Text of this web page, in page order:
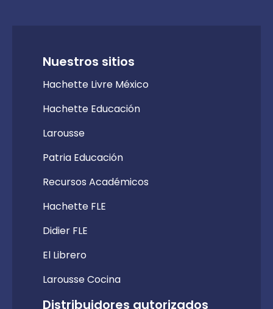
Nuestros sitios
Hachette Livre México
Hachette Educación
Larousse
Patria Educación
Recursos Académicos
Hachette FLE
Didier FLE
El Librero
Larousse Cocina
Distribuidores autorizados